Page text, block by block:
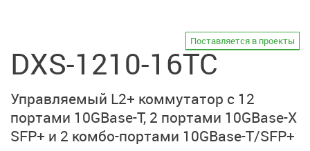
DXS-1210-16TC
Поставляется в проекты
Управляемый L2+ коммутатор с 12
портами 10GBase-T, 2 портами 10GBase-X
SFP+ и 2 комбо-портами 10GBase-T/SFP+